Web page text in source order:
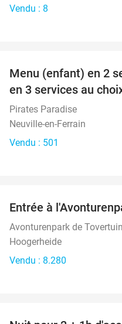
Vendu : 8
Menu (enfant) en 2
en 3 services au
Pirates Paradise
Neuville-en-Ferrain
Vendu : 501
Entrée à
Avonturenpark de Tovertuin
Hoogerheide
Vendu : 8.280